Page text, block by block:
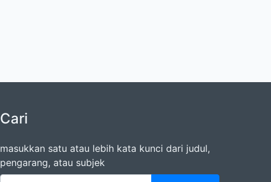
Cari
masukkan satu atau lebih kata kunci dari judul,
pengarang, atau subjek